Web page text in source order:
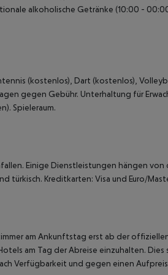
alkoholische Getränke (10:00 -
(kostenlos), Dart (kostenlos),
gegen Gebühr. Unterhaltung für
Spieleraum.
Einige Dienstleistungen hängen von
türkisch. Kreditkarten: Visa und Euro/
am Ankunftstag erst ab der
am Tag der Abreise einzuhalten. Dies
Verfügbarkeit und gegen einen Aufpreis